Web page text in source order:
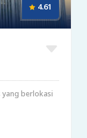
4.61
yang berlokasi